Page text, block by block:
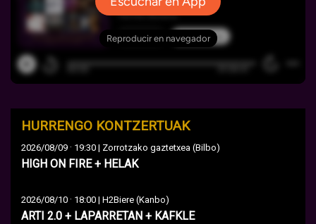
HURRENGO KONTZERTUAK
2026/08/09 · 19:30 | Zorrotzako gaztetxea (Bilbo)
HIGH ON FIRE + HELAK
2026/08/10 · 18:00 | H2Biere (Kanbo)
ARTI 2.0 + LAPARRETAN + KAFKLE